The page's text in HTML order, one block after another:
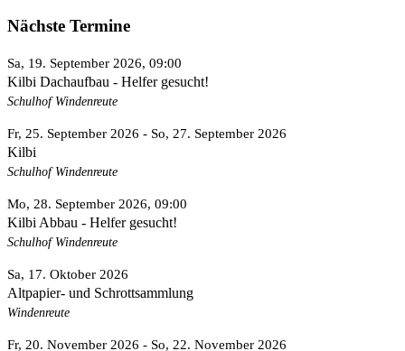
Nächste Termine
Sa, 19. September 2026, 09:00
Kilbi Dachaufbau - Helfer gesucht!
Schulhof Windenreute
Fr, 25. September 2026 - So, 27. September 2026
Kilbi
Schulhof Windenreute
Mo, 28. September 2026, 09:00
Kilbi Abbau - Helfer gesucht!
Schulhof Windenreute
Sa, 17. Oktober 2026
Altpapier- und Schrottsammlung
Windenreute
Fr, 20. November 2026 - So, 22. November 2026